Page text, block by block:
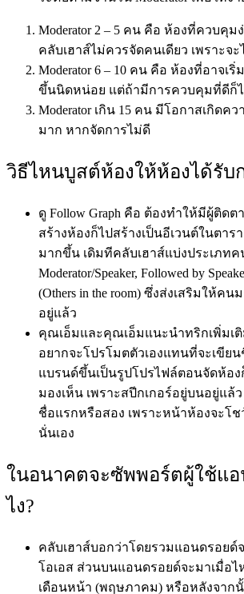
Moderator 2 – 5 คน คือ ห้องที่ควบคุม
คลับเฮาส์ไม่ควรจัดคนเดียว เพราะจ
Moderator 6 – 10 คน คือ ห้องที่อาจเ
ขึ้นนิดหน่อย แต่ถ้ามีการควบคุมที่ดีก็
Moderator เกิน 15 คน มีโอกาสเกิดค
มาก หากจัดการไม่ดี
วิธีไหนบูสต์ห้องให้ห้องได้รับ
ดู Follow Graph คือ ต้องทำให้มีผู้ติดต
สร้างห้องก็ไปสร้างเป็นอีเวนต์ในตาร
มากขึ้น เดิมทีคลับเฮาส์แบ่งประเภท
Moderator/Speaker, Followed by
(Others in the room) ซึ่งส่งเสริมให้คน
อยู่แล้ว
คุณเอ็มและคุณเอ็มแนะนำทริกเพิ่มเ
อยากจะโปรโมตตัวเองแทนที่จะเขียน
แบรนด์ขึ้นเป็นรูปโปรไฟล์ตอนจัดห้อง
มองเห็น เพราะสปีกเกอร์อยู่บนอยู่แล้
ชื่อแรกหรือสอง เพราะหน้าห้องจะโ
นั่นเอง
ในอนาคตจะซัพพอร์ตผู้ใช้แอ
ไง?
คลับเฮาส์บอกว่าโดยรวมแอนดรอยด์
โอเอส ส่วนบนแอนดรอยด์จะมาเมื่อไ
เดือนหน้า (พฤษภาคม) หรือหลังจาก